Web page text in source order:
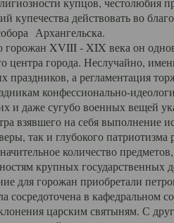
действовать во
Архангельска.
XVIII - XIX века он
центра города. Неслучайно,
праздников, а регламентация
конфессионально-
даже сугубо военных вещей
взявшего на себя выполнение
так и глубокого патриотизма
количество
крупных государственных
для горожан приобретали
в кафедральном
царским святыням. С